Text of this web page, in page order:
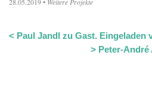
28.05.2019• Weitere Projekte
< Paul Jandl zu Gast. Eingeladen
> Peter-André